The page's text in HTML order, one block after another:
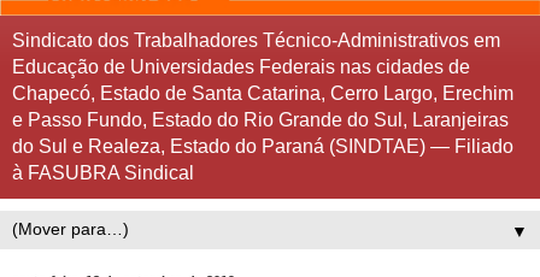
Sindicato dos Trabalhadores Técnico-Administrativos em
Educação de Universidades Federais nas cidades de
Chapecó, Estado de Santa Catarina, Cerro Largo, Erechim
e Passo Fundo, Estado do Rio Grande do Sul, Laranjeiras
do Sul e Realeza, Estado do Paraná (SINDTAE) — Filiado
à FASUBRA Sindical
▼